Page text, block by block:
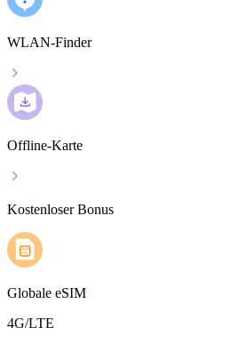
WLAN-Finder
Offline-Karte
Kostenloser Bonus
Globale eSIM
4G/LTE